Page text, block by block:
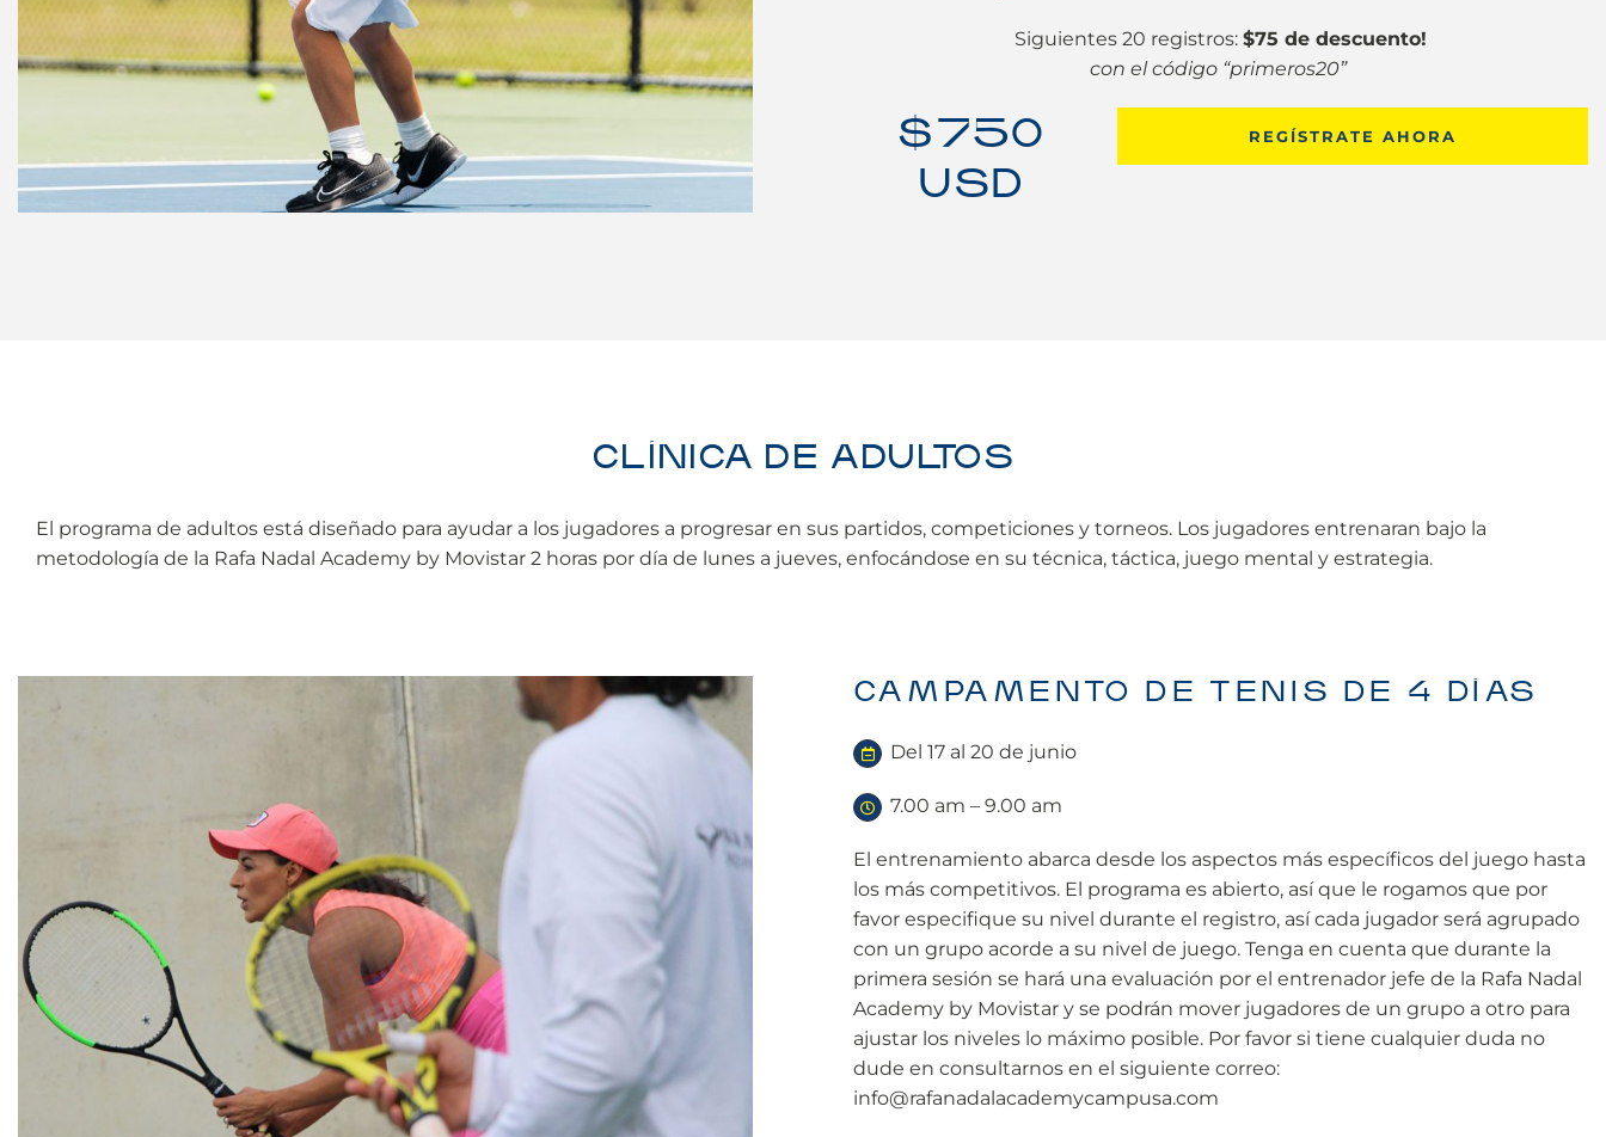
Siguientes 20 registros: $75 de descuento!
con el código “primeros20”
$750
USD
REGÍSTRATE AHORA
CLÍNICA DE ADULTOS
El programa de adultos está diseñado para ayudar a los jugadores a progresar en sus partidos, competiciones y torneos. Los jugadores entrenaran bajo la
metodología de la Rafa Nadal Academy by Movistar 2 horas por día de lunes a jueves, enfocándose en su técnica, táctica, juego mental y estrategia.
CAMPAMENTO DE TENIS DE 4 DÍAS
Del 17 al 20 de junio
7.00 am – 9.00 am
El entrenamiento abarca desde los aspectos más específicos del juego hasta
los más competitivos. El programa es abierto, así que le rogamos que por
favor especifique su nivel durante el registro, así cada jugador será agrupado
con un grupo acorde a su nivel de juego. Tenga en cuenta que durante la
primera sesión se hará una evaluación por el entrenador jefe de la Rafa Nadal
Academy by Movistar y se podrán mover jugadores de un grupo a otro para
ajustar los niveles lo máximo posible. Por favor si tiene cualquier duda no
dude en consultarnos en el siguiente correo:
info@rafanadalacademycampusa.com